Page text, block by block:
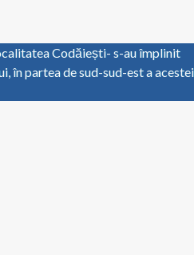
Codăiești- s-au împlinit
în partea de sud-sud-est a acestei